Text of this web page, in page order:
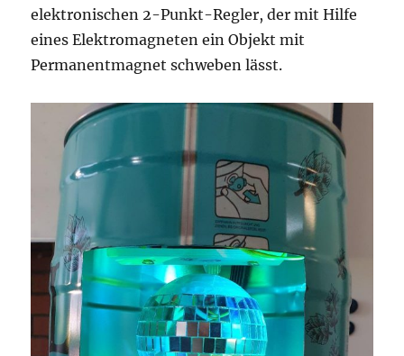
elektronischen 2-Punkt-Regler, der mit Hilfe
eines Elektromagneten ein Objekt mit
Permanentmagnet schweben lässt.